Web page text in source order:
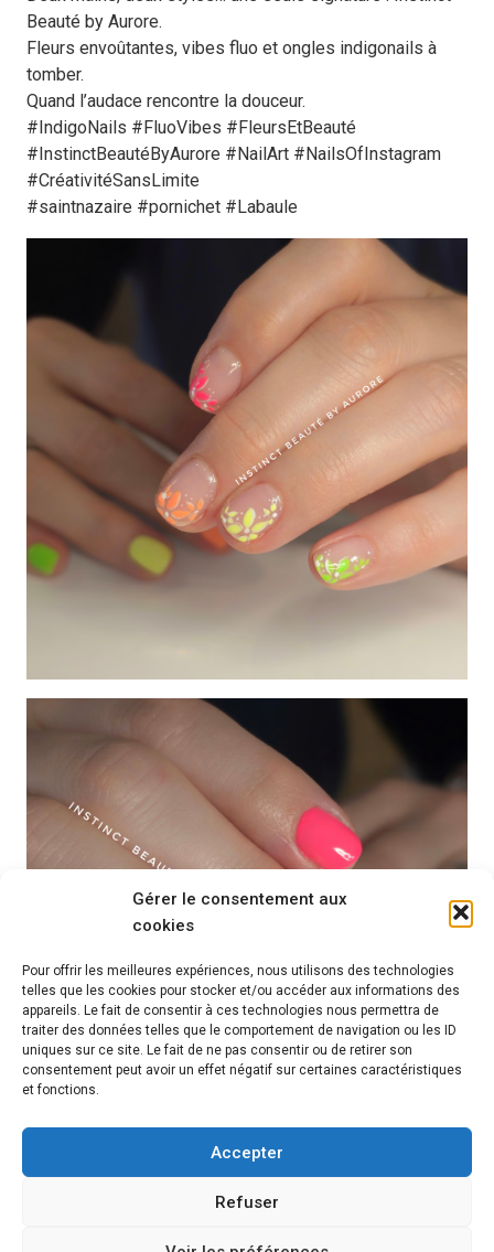
Gérer le consentement aux
cookies
Pour offrir les meilleures expériences, nous utilisons des technologies
telles que les cookies pour stocker et/ou accéder aux informations des
appareils. Le fait de consentir à ces technologies nous permettra de
traiter des données telles que le comportement de navigation ou les ID
uniques sur ce site. Le fait de ne pas consentir ou de retirer son
consentement peut avoir un effet négatif sur certaines caractéristiques
et fonctions.
Accepter
Refuser
Beauté by Aurore.
Fleurs envoûtantes, vibes fluo et ongles indigonails à
tomber.
Quand l’audace rencontre la douceur.
#IndigoNails #FluoVibes #FleursEtBeauté
#InstinctBeautéByAurore #NailArt #NailsOfInstagram
#CréativitéSansLimite
#saintnazaire #pornichet #Labaule